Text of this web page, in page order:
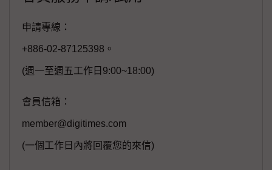
申請專線：
+886-02-87125398。
(週一至週五工作日9:00~18:00)
會員信箱：
member@digitimes.com
(一個工作日內將回覆您的來信)